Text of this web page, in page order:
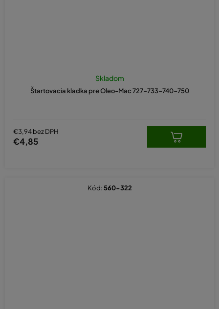
Štartovacia kladka pre Oleo-Mac 727-733-740-750
Skladom
€3,94 bez DPH
€4,85
Kód: 560-322